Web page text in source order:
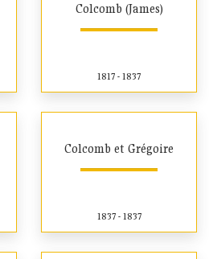
Colcomb (James)
1817 - 1837
Colcomb et Grégoire
1837 - 1837